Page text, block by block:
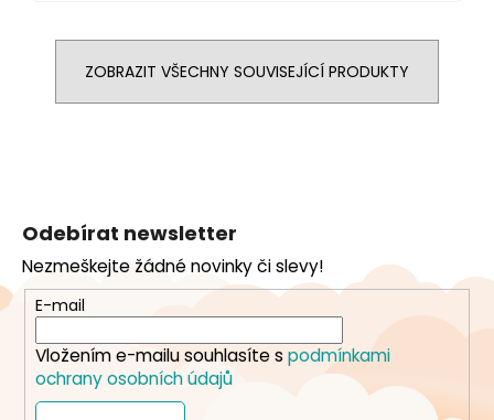
ZOBRAZIT VŠECHNY SOUVISEJÍCÍ PRODUKTY
a
t
Odebírat newsletter
Nezmeškejte žádné novinky či slevy!
E-mail
Vložením e-mailu souhlasíte s podmínkami
ochrany osobních údajů